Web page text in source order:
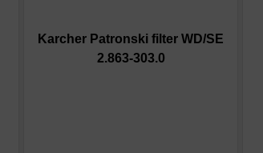
Karcher Patronski filter WD/SE
2.863-303.0